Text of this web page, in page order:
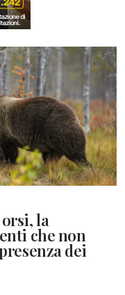
la
che non
dei